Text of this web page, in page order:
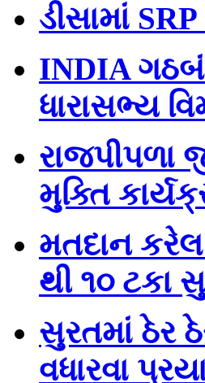
ડીસામાં
INDIA
ધારાસભ્ય
રાજપીપળા
મુક્તિ
મતદાન
થી ૧૦ ટકા
સુરતમાં ઠેર
વધારવા